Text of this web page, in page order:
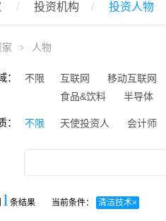
/ 投资机构 / 投资人物
人物
： 不限 互联网 移动互联网
食品&饮料
半导体
： 不限 天使投资人 会计师
1条结果 当前条件： 清洁技术×